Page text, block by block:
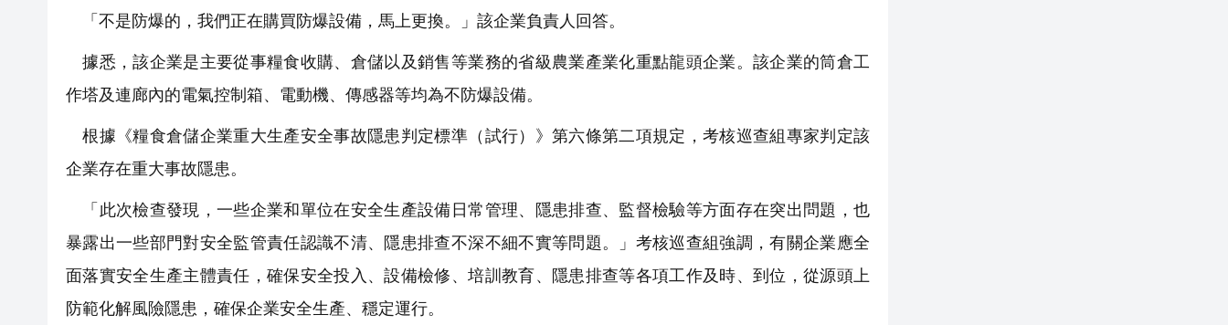
「不是防爆的，我們正在購買防爆設備，馬上更換。」該企業負責人回答。
據悉，該企業是主要從事糧食收購、倉儲以及銷售等業務的省級農業產業化重點龍頭企業。該企業的筒倉工
作塔及連廊內的電氣控制箱、電動機、傳感器等均為不防爆設備。
根據《糧食倉儲企業重大生產安全事故隱患判定標準（試行）》第六條第二項規定，考核巡查組專家判定該
企業存在重大事故隱患。
「此次檢查發現，一些企業和單位在安全生產設備日常管理、隱患排查、監督檢驗等方面存在突出問題，也
暴露出一些部門對安全監管責任認識不清、隱患排查不深不細不實等問題。」考核巡查組強調，有關企業應全
面落實安全生產主體責任，確保安全投入、設備檢修、培訓教育、隱患排查等各項工作及時、到位，從源頭上
防範化解風險隱患，確保企業安全生產、穩定運行。